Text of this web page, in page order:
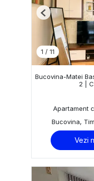
1 / 11
Previous
Bucovina-Matei
2 |
Apartament
Bucovina,
Vezi